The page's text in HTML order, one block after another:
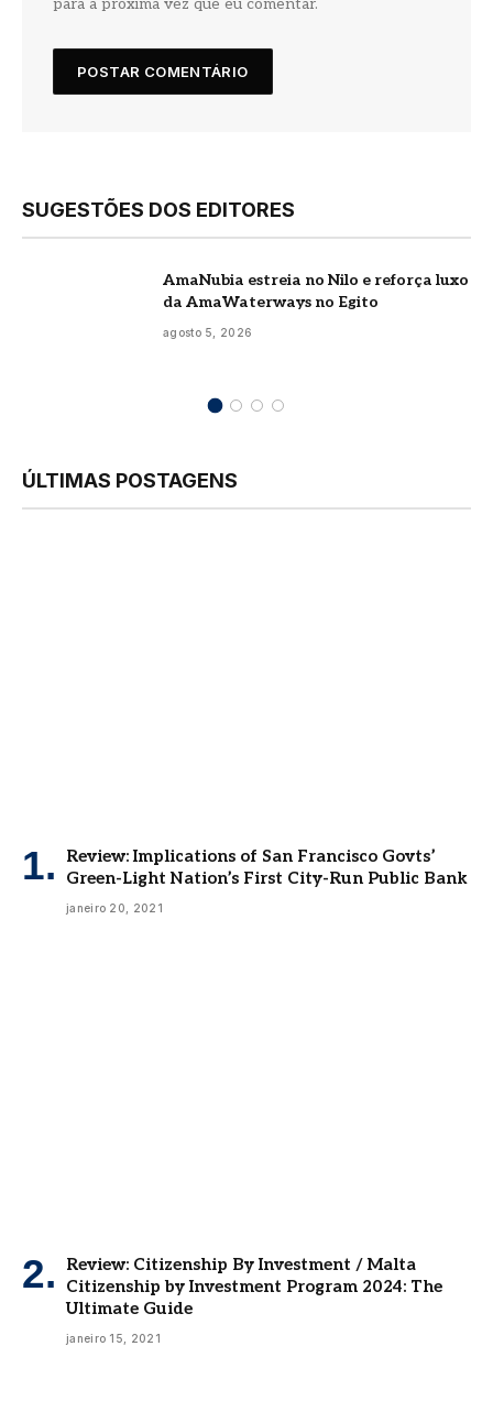
para a próxima vez que eu comentar.
SUGESTÕES DOS EDITORES
AmaNubia estreia no Nilo e reforça luxo
da AmaWaterways no Egito
agosto 5, 2026
ÚLTIMAS POSTAGENS
Review: Implications of San Francisco Govts’
Green-Light Nation’s First City-Run Public Bank
janeiro 20, 2021
Review: Citizenship By Investment / Malta
Citizenship by Investment Program 2024: The
Ultimate Guide
janeiro 15, 2021